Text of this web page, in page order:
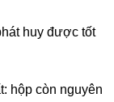
huy được tốt
hộp còn nguyên